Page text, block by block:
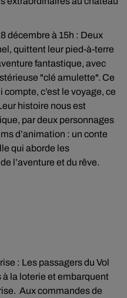
décembre à 15h : Deux
quittent leur pied-à-terre
fantastique, avec
"clé amulette". Ce
compte, c’est le voyage, ce
histoire nous est
par deux personnages
d’animation : un conte
qui aborde les
l’aventure et du rêve.
: Les passagers du Vol
la loterie et embarquent
Aux commandes de